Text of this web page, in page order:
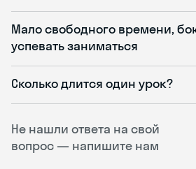
Не нашли ответа на свой
вопрос — напишите нам
Мало свободного времени,
успевать заниматься
Сколько длится один урок?